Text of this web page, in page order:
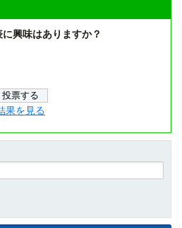
興味はありますか？
果を見る